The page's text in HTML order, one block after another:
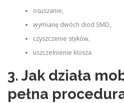
osuszanie,
wymianę dwóch diod SMD,
czyszczenie styków,
uszczelnienie klosza.
3. Jak działa
pełna